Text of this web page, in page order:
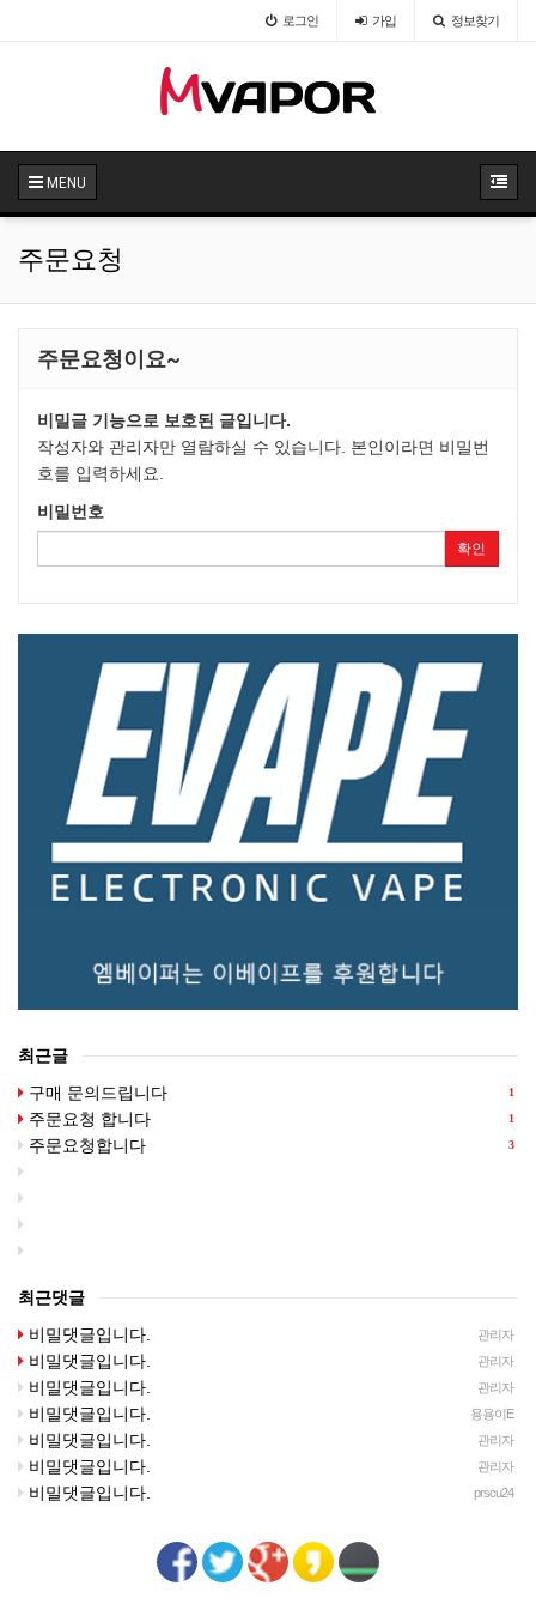
로그인 가입 정보찾기
MENU
주문요청
주문요청이요~
비밀글 기능으로 보호된 글입니다.
작성자와 관리자만 열람하실 수 있습니다. 본인이라면 비밀번
호를 입력하세요.
비밀번호
확인
최근글
1
구매 문의드립니다
1
주문요청 합니다
3
주문요청합니다
최근댓글
관리자
비밀댓글입니다.
관리자
비밀댓글입니다.
관리자
비밀댓글입니다.
용용이E
비밀댓글입니다.
관리자
비밀댓글입니다.
관리자
비밀댓글입니다.
prscu24
비밀댓글입니다.